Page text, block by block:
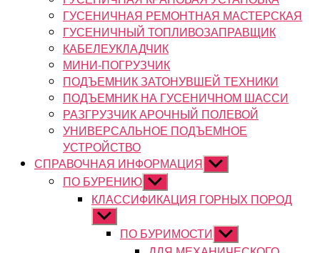
ГУСЕНИЧНАЯ РЕМОНТНАЯ МАСТЕРСКАЯ
ГУСЕНИЧНЫЙ ТОПЛИВОЗАПРАВЩИК
КАБЕЛЕУКЛАДЧИК
МИНИ-ПОГРУЗЧИК
ПОДЪЕМНИК ЗАТОНУВШЕЙ ТЕХНИКИ
ПОДЪЕМНИК НА ГУСЕНИЧНОМ ШАССИ
РАЗГРУЗЧИК АРОЧНЫЙ ПОЛЕВОЙ
УНИВЕРСАЛЬНОЕ ПОДЪЕМНОЕ
УСТРОЙСТВО
СПРАВОЧНАЯ ИНФОРМАЦИЯ Показывать
подменю
ПО БУРЕНИЮ Показывать
подменю
КЛАССИФИКАЦИЯ ГОРНЫХ ПОРОД
Показывать
подменюПО БУРИМОСТИ Показывать
подменю